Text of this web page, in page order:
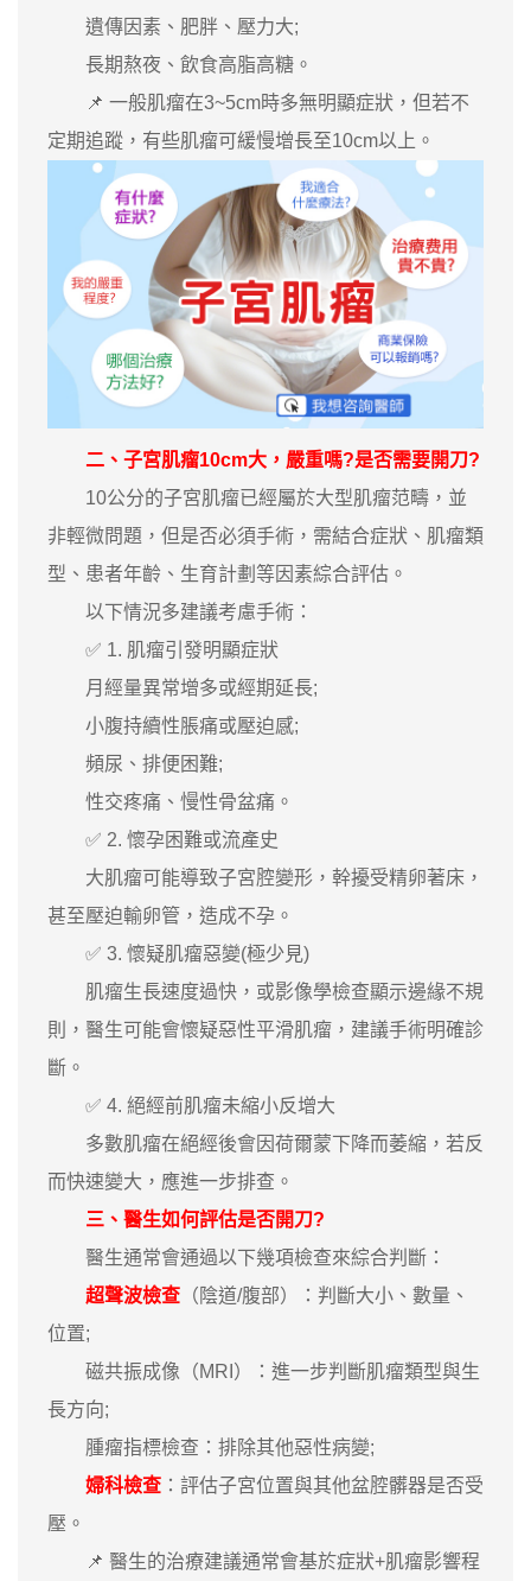
遺傳因素、肥胖、壓力大;
長期熬夜、飲食高脂高糖。
📌 一般肌瘤在3~5cm時多無明顯症狀，但若不
定期追蹤，有些肌瘤可緩慢增長至10cm以上。
二、子宮肌瘤10cm大，嚴重嗎?是否需要開刀?
10公分的子宮肌瘤已經屬於大型肌瘤范疇，並
非輕微問題，但是否必須手術，需結合症狀、肌瘤類
型、患者年齡、生育計劃等因素綜合評估。
以下情況多建議考慮手術：
✅ 1. 肌瘤引發明顯症狀
月經量異常增多或經期延長;
小腹持續性脹痛或壓迫感;
頻尿、排便困難;
性交疼痛、慢性骨盆痛。
✅ 2. 懷孕困難或流產史
大肌瘤可能導致子宮腔變形，幹擾受精卵著床，
甚至壓迫輸卵管，造成不孕。
✅ 3. 懷疑肌瘤惡變(極少見)
肌瘤生長速度過快，或影像學檢查顯示邊緣不規
則，醫生可能會懷疑惡性平滑肌瘤，建議手術明確診
斷。
✅ 4. 絕經前肌瘤未縮小反增大
多數肌瘤在絕經後會因荷爾蒙下降而萎縮，若反
而快速變大，應進一步排查。
三、醫生如何評估是否開刀?
醫生通常會通過以下幾項檢查來綜合判斷：
超聲波檢查 （陰道/腹部）：判斷大小、數量、
位置;
磁共振成像（MRI）：進一步判斷肌瘤類型與生
長方向;
腫瘤指標檢查：排除其他惡性病變;
婦科檢查 ：評估子宮位置與其他盆腔髒器是否受
壓。
📌 醫生的治療建議通常會基於症狀+肌瘤影響程